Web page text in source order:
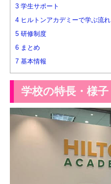
3 学生サポート
4 ヒルトンアカデミーで学ぶ流れ
5 研修制度
6 まとめ
7 基本情報
学校の特長・様子